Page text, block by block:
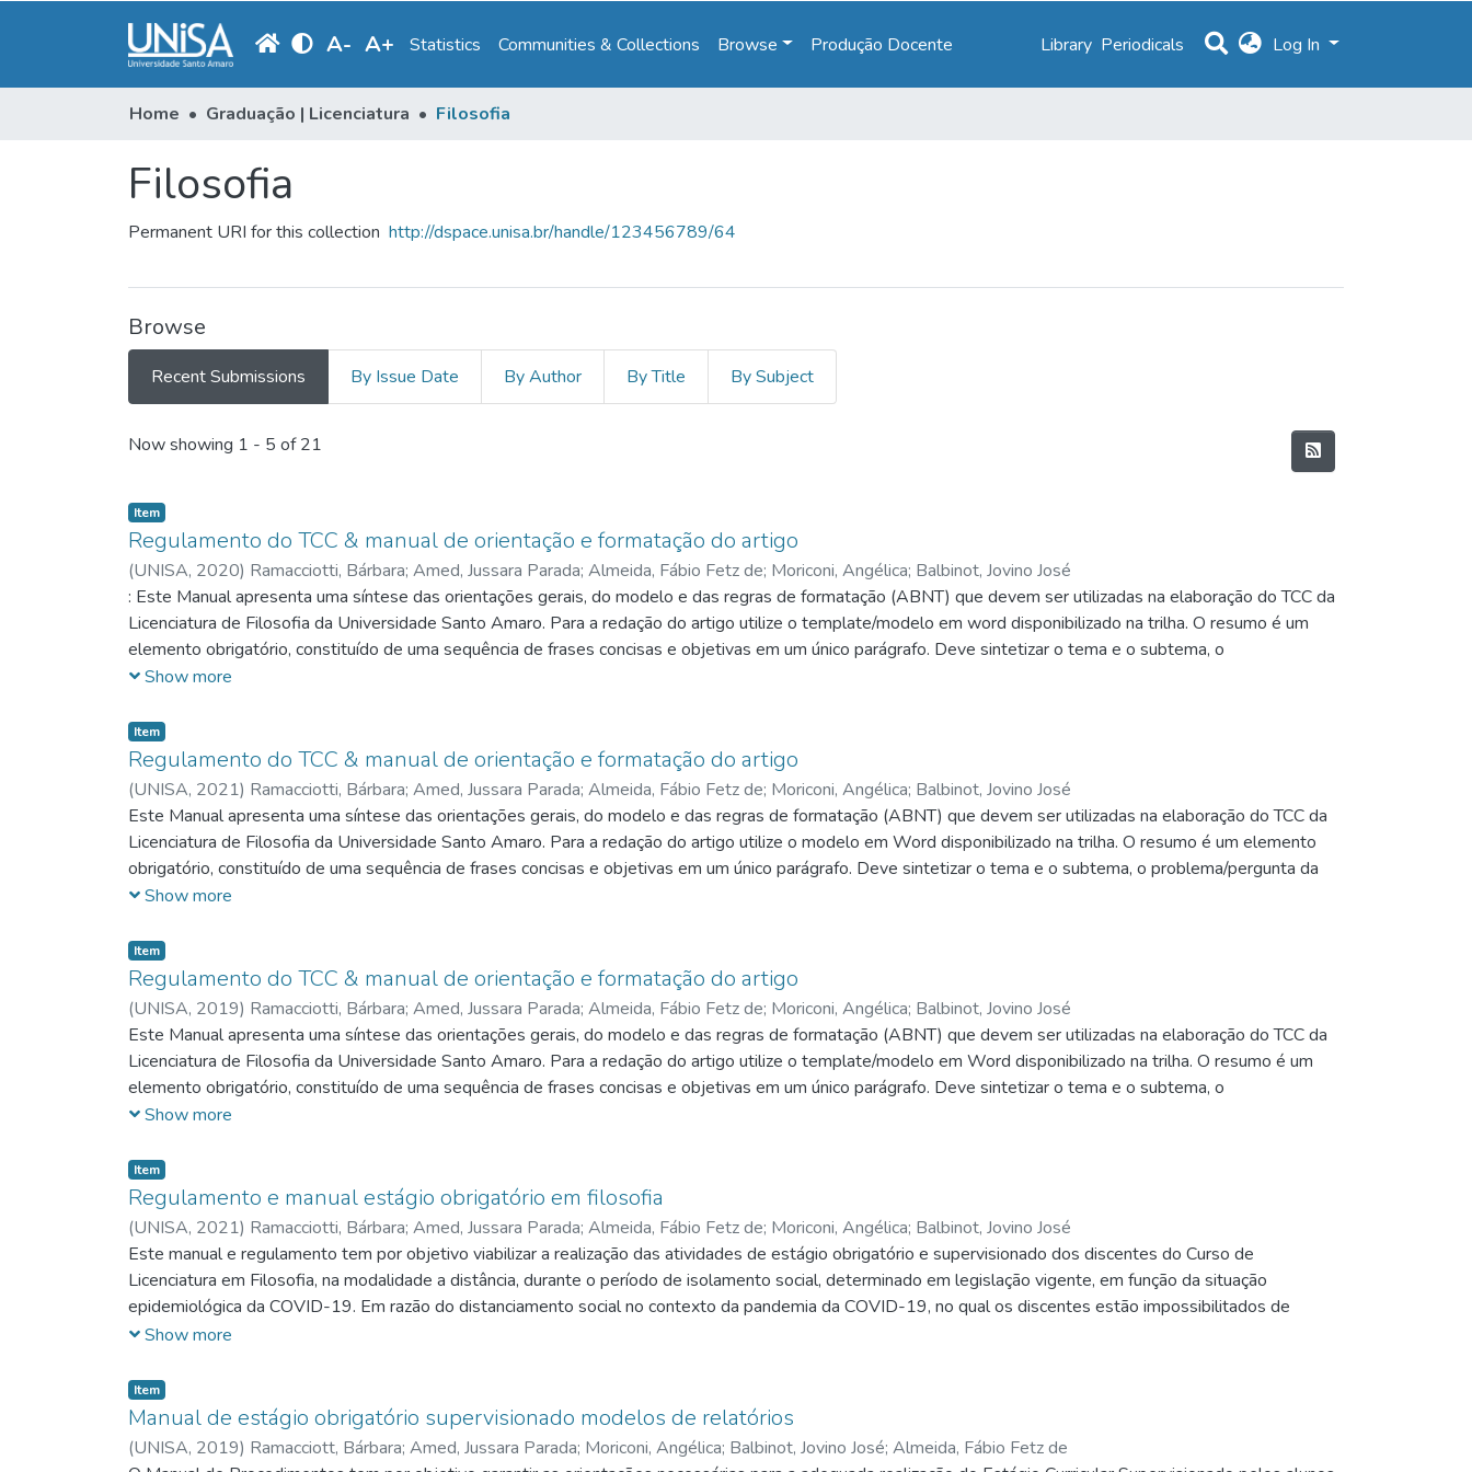
A- A+ Statistics Communities & Collections Browse Produção Docente Library Periodicals Log In
Home Graduação | Licenciatura Filosofia
Filosofia
Permanent URI for this collection http://dspace.unisa.br/handle/123456789/64
Browse
Recent Submissions By Issue Date By Author By Title By Subject
Recent Submissions
Now showing 1 - 5 of 21
Item
Regulamento do TCC & manual de orientação e formatação do artigo
(UNISA, 2020) Ramacciotti, Bárbara; Amed, Jussara Parada; Almeida, Fábio Fetz de; Moriconi, Angélica; Balbinot, Jovino José
: Este Manual apresenta uma síntese das orientações gerais, do modelo e das regras de formatação (ABNT) que devem ser utilizadas na elaboração do TCC da
Licenciatura de Filosofia da Universidade Santo Amaro. Para a redação do artigo utilize o template/modelo em word disponibilizado na trilha. O resumo é um
elemento obrigatório, constituído de uma sequência de frases concisas e objetivas em um único parágrafo. Deve sintetizar o tema e o subtema, o
problema/pergunta da pesquisa, as hipóteses, justificativas do estudo, o objetivo, a metodologia e as partes/ tópicos do artigo. Evite frases longas e não se
simples (1,0) e não deve ultrapassar 250 palavras. É seguido, logo abaixo, das palavras representativas do conteúdo do trabalho: palavras-chave, isto é,
conjunto de termos que representam o conteúdo do documento. São atribuídas livremente, de acordo com a relação que o autor faz com o seu conteúdo
(linguagem natural).
Show more
Item
Regulamento do TCC & manual de orientação e formatação do artigo
(UNISA, 2021) Ramacciotti, Bárbara; Amed, Jussara Parada; Almeida, Fábio Fetz de; Moriconi, Angélica; Balbinot, Jovino José
Este Manual apresenta uma síntese das orientações gerais, do modelo e das regras de formatação (ABNT) que devem ser utilizadas na elaboração do TCC da
Licenciatura de Filosofia da Universidade Santo Amaro. Para a redação do artigo utilize o modelo em Word disponibilizado na trilha. O resumo é um elemento
obrigatório, constituído de uma sequência de frases concisas e objetivas em um único parágrafo. Deve sintetizar o tema e o subtema, o problema/pergunta da
pesquisa, as hipóteses, justificativas do estudo, o objetivo, a metodologia e as partes/ tópicos do artigo. Evite frases longas e não se recorre a citações ou uso
ultrapassar 250 palavras. É seguido, logo abaixo, das palavras representativas do conteúdo do trabalho: palavras-chave, isto é, conjunto de termos que
representam o conteúdo do documento. São atribuídas livremente, de acordo com a relação que o autor faz com o seu conteúdo (linguagem natural).
Show more
Item
Regulamento do TCC & manual de orientação e formatação do artigo
(UNISA, 2019) Ramacciotti, Bárbara; Amed, Jussara Parada; Almeida, Fábio Fetz de; Moriconi, Angélica; Balbinot, Jovino José
Este Manual apresenta uma síntese das orientações gerais, do modelo e das regras de formatação (ABNT) que devem ser utilizadas na elaboração do TCC da
Licenciatura de Filosofia da Universidade Santo Amaro. Para a redação do artigo utilize o template/modelo em Word disponibilizado na trilha. O resumo é um
elemento obrigatório, constituído de uma sequência de frases concisas e objetivas em um único parágrafo. Deve sintetizar o tema e o subtema, o
problema/pergunta da pesquisa, as hipóteses, justificativas do estudo, o objetivo, a metodologia e as partes/ tópicos do artigo. Evite frases longas e não se
simples (1,0) e não deve ultrapassar 250 palavras. É seguido, logo abaixo, das palavras representativas do conteúdo do trabalho: palavras-chave, isto é,
conjunto de termos que representam o conteúdo do documento. São atribuídas livremente, de acordo com a relação que o autor faz com o seu conteúdo
(linguagem natural).
Show more
Item
Regulamento e manual estágio obrigatório em filosofia
(UNISA, 2021) Ramacciotti, Bárbara; Amed, Jussara Parada; Almeida, Fábio Fetz de; Moriconi, Angélica; Balbinot, Jovino José
Este manual e regulamento tem por objetivo viabilizar a realização das atividades de estágio obrigatório e supervisionado dos discentes do Curso de
Licenciatura em Filosofia, na modalidade a distância, durante o período de isolamento social, determinado em legislação vigente, em função da situação
epidemiológica da COVID-19. Em razão do distanciamento social no contexto da pandemia da COVID-19, no qual os discentes estão impossibilitados de
realizar suas práticas de estágio, o Ministério da Educação (MEC), por meio do PARECER do Concelho Nacional de Educação - CNE/CP Nº: 5/2020 do Processo
caso dos cursos de licenciatura ou formação de professores, as práticas didáticas vão ao encontro de um amplo processo de oferta de aprendizado não
presencial à educação básica, principalmente aos anos finais do ensino fundamental e médio. Produz, assim, sentido que estágios vinculados às práticas na
escola, em sala de aula, possam ser realizados de forma igualmente virtual ou não presencial, seja a distância, seja por aulas gravadas etc. (CNE/CP, 2020,
p.17). A realização do estágio é essencial para a formação do licenciando, pois possibilita o desenvolvimento de competências de ensino-aprendizagem para a
Show more
Item
Manual de estágio obrigatório supervisionado modelos de relatórios
(UNISA, 2019) Ramacciott, Bárbara; Amed, Jussara Parada; Moriconi, Angélica; Balbinot, Jovino José; Almeida, Fábio Fetz de